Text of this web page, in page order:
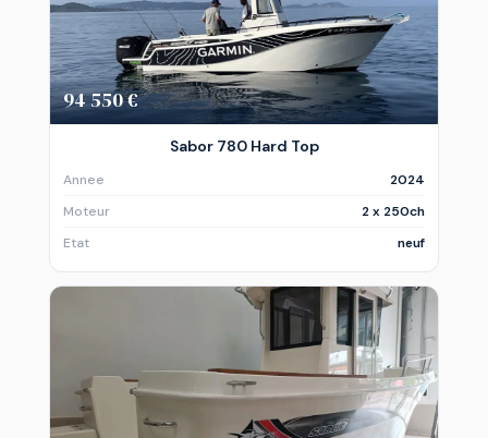
94 550 €
Sabor 780 Hard Top
Annee
2024
Moteur
2 x 250ch
Etat
neuf